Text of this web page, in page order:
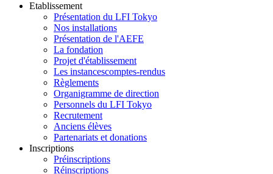
Etablissement
Présentation du LFI Tokyo
Nos installations
Présentation de l'AEFE
La fondation
Projet d'établissement
Les instancescomptes-rendus
Règlements
Organigramme de direction
Personnels du LFI Tokyo
Recrutement
Anciens élèves
Partenariats et donations
Inscriptions
Préinscriptions
Réinscriptions